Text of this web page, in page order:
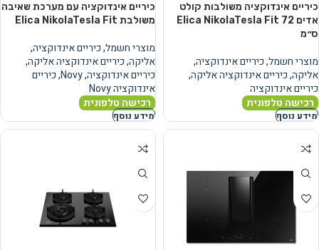
כיריים אינדוקציה משולבות קולט
אדים Elica NikolaTesla Fit 72
ס״מ
מוצרי חשמל,כיריים אינדוקציה,
אליקה,כיריים אינדוקציה אליקה,
כיריים אינדוקציה
רכישה טלפונית
מידע נוסף
כיריים אינדוקציה עם מערכת שאיבה
משולבת Elica NikolaTesla Fit
מוצרי חשמל,כיריים אינדוקציה,
אליקה,כיריים אינדוקציה אליקה,
כיריים אינדוקציה,
Novy
,כיריים
אינדוקציה Novy
רכישה טלפונית
מידע נוסף